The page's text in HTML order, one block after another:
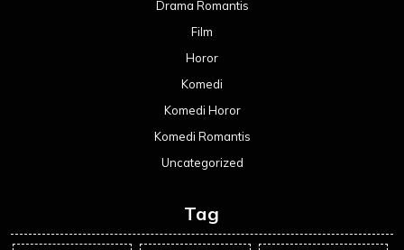
Drama Romantis
Film
Horor
Komedi
Komedi Horor
Komedi Romantis
Uncategorized
Tag